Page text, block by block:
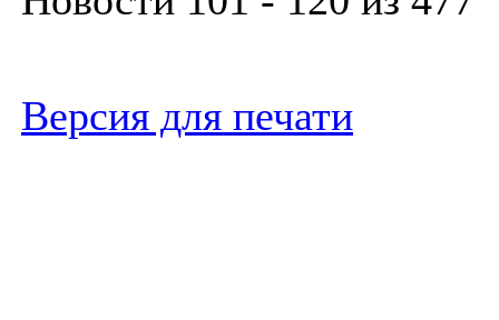
Версия для печати